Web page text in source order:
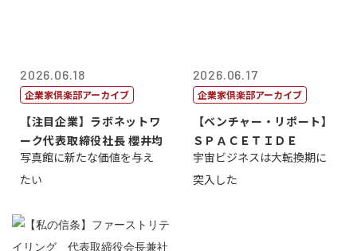
2026.06.18
企業家倶楽部アーカイブ
【注目企業】ラボネットワ
ーク代表取締役社長 櫻井均
写真館に新たな価値を与え
たい
2026.06.17
企業家倶楽部アーカイブ
【ベンチャー・リポート】
ＳＰＡＣＥＴＩＤＥ
宇宙ビジネスは大転換期に
突入した